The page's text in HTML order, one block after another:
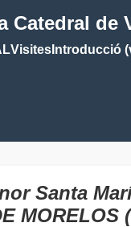
Catedral de
VisitesIntroducció
Santa
MORELOS